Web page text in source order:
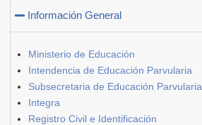
Información General
Ministerio de Educación
Intendencia de Educación Parvularia
Subsecretaria de Educación Parvularia
Integra
Registro Civil e Identificación